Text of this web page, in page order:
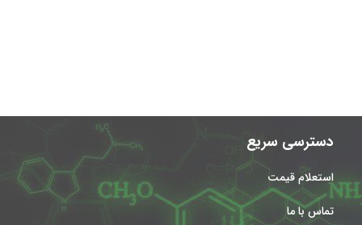
دسترسی سریع
استعلام قیمت
تماس با ما